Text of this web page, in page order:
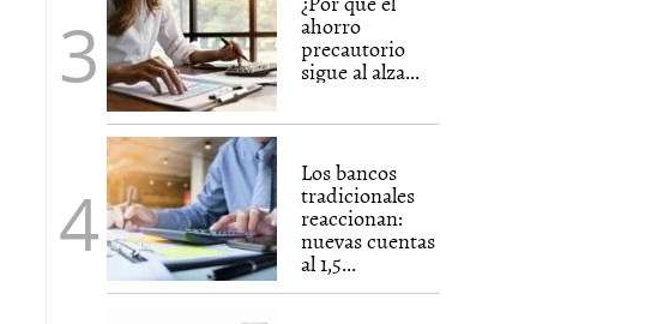
ahorro
precautorio
sigue al alza...
Los bancos
tradicionales
reaccionan:
nuevas cuentas
al 1,5...